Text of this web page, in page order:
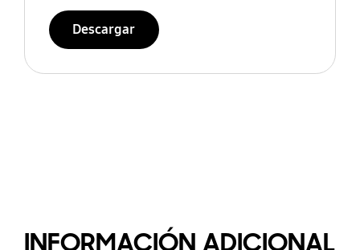
Descargar
INFORMACIÓN ADICIONAL